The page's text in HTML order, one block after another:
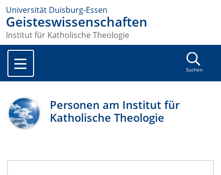
Universität Duisburg-Essen
Geisteswissenschaften
Institut für Katholische Theologie
Suchen
Personen am Institut für
Katholische Theologie